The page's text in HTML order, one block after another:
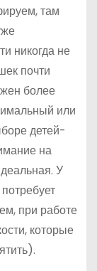
там
никогда не
почти
более
или
детей-
на
У
при работе
которые